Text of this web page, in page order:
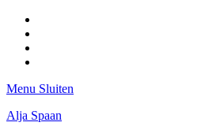
Menu Sluiten
Alja Spaan